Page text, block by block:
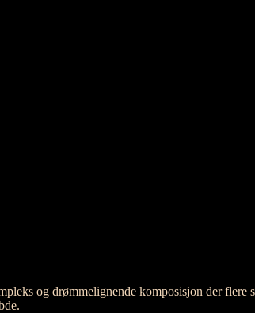
og drømmelignende komposisjon der flere